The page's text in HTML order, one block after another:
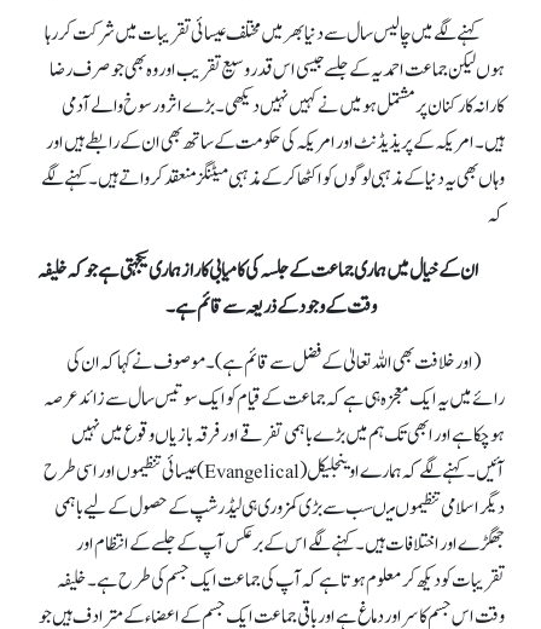
کہنے لگے میں چالیس سال سے دنیا بھر میں مختلف عیسائی تقریبات میں شرکت کر رہا
ہوں لیکن جماعت احمدیہ کے جلسےجیسی اس قدر وسیع تقریب اور وہ بھی جو صرف رضا
کارانہ کارکنان پر مشتمل ہو میں نے کہیں نہیں دیکھی۔ بڑے اثر و رسوخ والے آدمی
ہیں۔ امریکہ کے پریذیڈنٹ اور امریکہ کی حکومت کے ساتھ بھی ان کے رابطے ہیں اور
وہاں بھی یہ دنیا کے مذہبی لوگوں کو اکٹھا کرکے مذہبی میٹنگز منعقد کرواتے ہیں۔ کہنے لگے
کہ
ان کے خیال میں ہماری جماعت کے جلسہ کی کامیابی کا راز ہماری یکجہتی ہے جو کہ خلیفہ
وقت کے وجود کے ذریعہ سے قائم ہے۔
(اور خلافت بھی اللہ تعالیٰ کے فضل سے قائم ہے )۔موصوف نے کہا کہ ان کی
رائے میں یہ ایک معجزہ ہی ہے کہ جماعت کے قیام کو ایک سو تیس سال سے زائد عرصہ
ہو چکا ہے اور ابھی تک ہم میں بڑے باہمی تفرقے اور فرقہ بازیاں وقوع میں نہیں
آئیں۔ کہنے لگے کہ ہمارے اوینجلیکل (Evangelical) عیسائی تنظیموں اور اسی طرح
دیگر اسلامی تنظیموں میںسب سے بڑی کمزوری ہی لیڈرشپ کے حصول کے لیے باہمی
جھگڑے اور اختلافات ہیں۔ کہنے لگے اس کے برعکس آپ کے جلسےکے انتظام اور
تقریبات کو دیکھ کر معلوم ہوتا ہے کہ آپ کی جماعت ایک جسم کی طرح ہے۔ خلیفہ
وقت اس جسم کا سر اور دماغ ہے اور باقی جماعت ایک جسم کے اعضاء کے مترادف ہیں جو